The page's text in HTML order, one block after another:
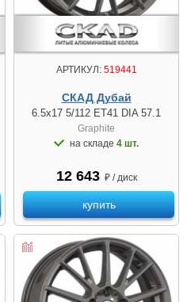
АРТИКУЛ:519441
СКАД Дубай
6.5x17 5/112 ET41 DIA 57.1
Graphite
на складе 4 шт.
12 643 ₽ / диск
купить